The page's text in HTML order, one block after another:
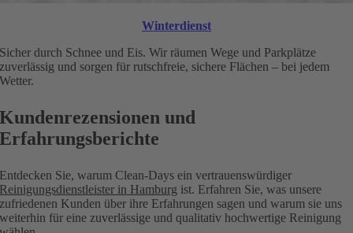
Winterdienst
Sicher durch Schnee und Eis. Wir räumen Wege und Parkplätze
zuverlässig und sorgen für rutschfreie, sichere Flächen – bei jedem
Wetter.
Kundenrezensionen und
Erfahrungsberichte
Entdecken Sie, warum Clean-Days ein vertrauenswürdiger
Reinigungsdienstleister in Hamburg ist. Erfahren Sie, was unsere
zufriedenen Kunden über ihre Erfahrungen sagen und warum sie uns
weiterhin für eine zuverlässige und qualitativ hochwertige Reinigung